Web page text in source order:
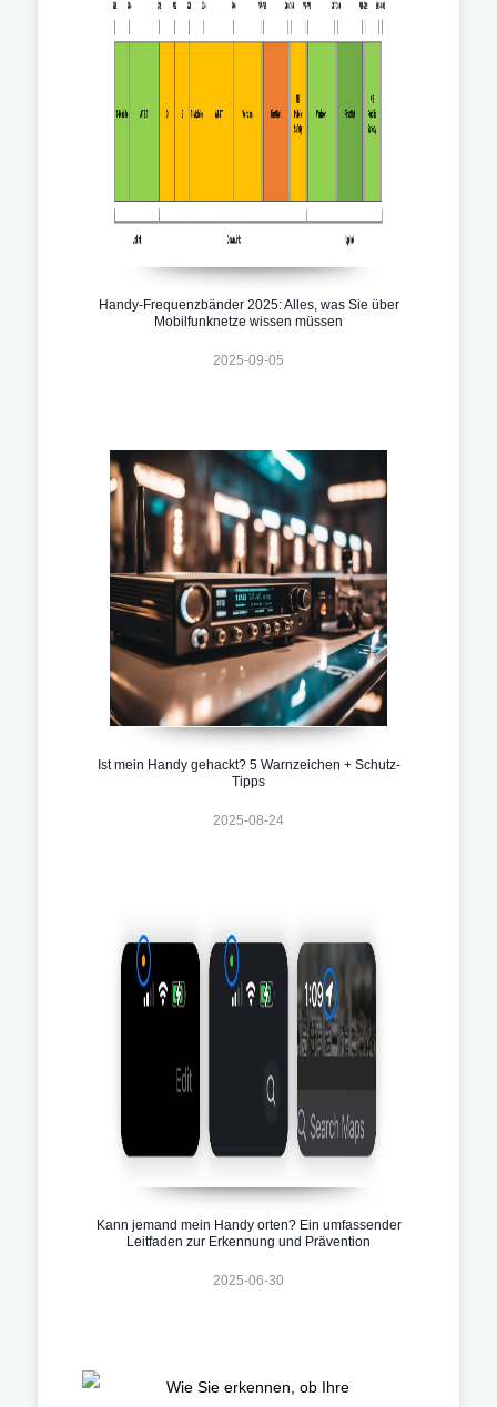
Handy-Frequenzbänder 2025: Alles, was Sie über
Mobilfunknetze wissen müssen
2025-09-05
Ist mein Handy gehackt? 5 Warnzeichen + Schutz-
Tipps
2025-08-24
Kann jemand mein Handy orten? Ein umfassender
Leitfaden zur Erkennung und Prävention
2025-06-30